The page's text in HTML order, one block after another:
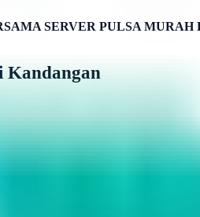
SERVER PULSA
Kandangan